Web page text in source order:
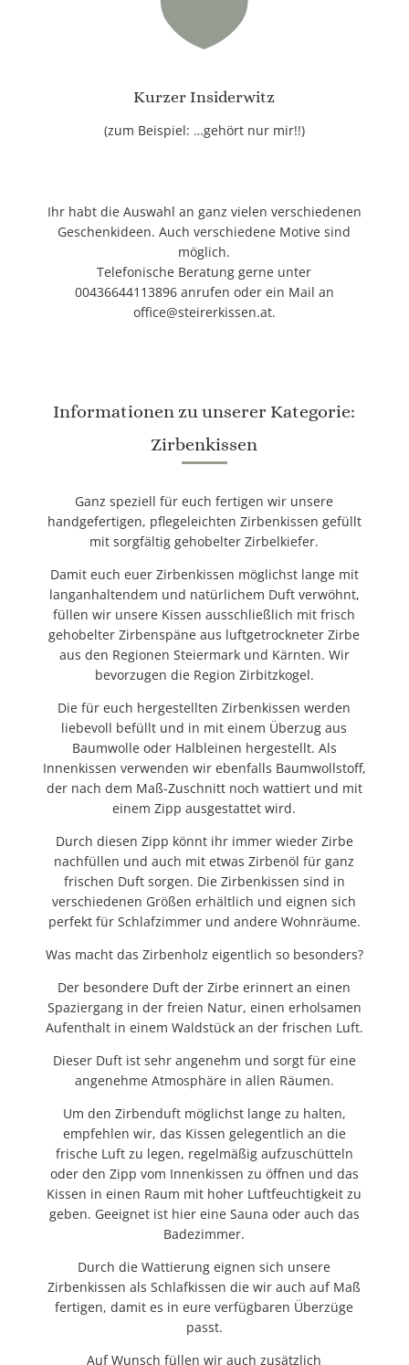
Kurzer Insiderwitz
(zum Beispiel: …gehört nur mir!!)
Ihr habt die Auswahl an ganz vielen verschiedenen
Geschenkideen. Auch verschiedene Motive sind
möglich.
Telefonische Beratung gerne unter
00436644113896anrufen oder ein Mail an
office@steirerkissen.at.
Informationen zu unserer Kategorie:
Zirbenkissen
Ganz speziell für euch fertigen wir unsere
handgefertigen, pflegeleichten Zirbenkissen gefüllt
mit sorgfältig gehobelter Zirbelkiefer.
Damit euch euer Zirbenkissen möglichst lange mit
langanhaltendem und natürlichem Duft verwöhnt,
füllen wir unsere Kissen ausschließlich mit frisch
gehobelter Zirbenspäne aus luftgetrockneter Zirbe
aus den Regionen Steiermark und Kärnten. Wir
bevorzugen die Region Zirbitzkogel.
Die für euch hergestellten Zirbenkissen werden
liebevoll befüllt und in mit einem Überzug aus
Baumwolle oder Halbleinen hergestellt. Als
Innenkissen verwenden wir ebenfalls Baumwollstoff,
der nach dem Maß-Zuschnitt noch wattiert und mit
einem Zipp ausgestattet wird.
Durch diesen Zipp könnt ihr immer wieder Zirbe
nachfüllen und auch mit etwas Zirbenöl für ganz
frischen Duft sorgen. Die Zirbenkissen sind in
verschiedenen Größen erhältlich und eignen sich
perfekt für Schlafzimmer und andere Wohnräume.
Was macht das Zirbenholz eigentlich so besonders?
Der besondere Duft der Zirbe erinnert an einen
Spaziergang in der freien Natur, einen erholsamen
Aufenthalt in einem Waldstück an der frischen Luft.
Dieser Duft ist sehr angenehm und sorgt für eine
angenehme Atmosphäre in allen Räumen.
Um den Zirbenduft möglichst lange zu halten,
empfehlen wir, das Kissen gelegentlich an die
frische Luft zu legen, regelmäßig aufzuschütteln
oder den Zipp vom Innenkissen zu öffnen und das
Kissen in einen Raum mit hoher Luftfeuchtigkeit zu
geben. Geeignet ist hier eine Sauna oder auch das
Badezimmer.
Durch die Wattierung eignen sich unsere
Zirbenkissen als Schlafkissen die wir auch auf Maß
fertigen, damit es in eure verfügbaren Überzüge
passt.
Auf Wunsch füllen wir auch zusätzlich